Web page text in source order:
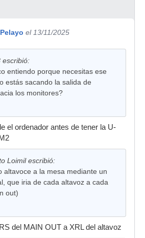
el 13/11/2025
escribió:
entiendo porque necesitas ese
estás sacando la salida de
los monitores?
el ordenador antes de tener la U-
Loimil escribió:
altavoce a la mesa mediante un
que iria de cada altavoz a cada
out)
del MAIN OUT a XRL del altavoz